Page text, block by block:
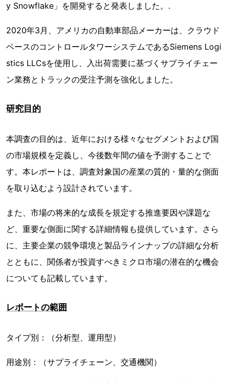
y Snowflake」を開発すると発表しました。.
2020年3月、アメリカの自動車部品メーカーは、クラウド
ベースのコントロールタワーシステムであるSiemens Logi
stics LLCsを使用し、入出荷需要に基づくサプライチェー
ン業務とトラックの受注予測を強化しました。
研究目的
本調査の目的は、近年における様々なセグメントおよび国
の市場規模を定義し、今後数年間の値を予測することで
す。本レポートは、調査対象国の産業の質的・量的な側面
を取り込むよう設計されています。
また、市場の将来的な成長を規定する推進要因や課題な
ど、重要な側面に関する詳細情報も提供しています。さら
に、主要企業の競争環境と製品ラインナップの詳細な分析
とともに、関係者が投資すべきミクロ市場の潜在的な機会
についても記載しています。
レポートの範囲
タイプ別：（分析型、運用型）
用途別：（サプライチェーン、交通機関）